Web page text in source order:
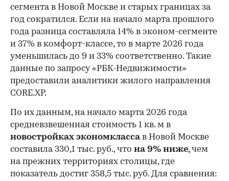
сегмента в Новой Москве и старых границах за
год сократился. Если на начало марта прошлого
года разница составляла 14% в эконом-сегменте
и 37% в комфорт-классе, то в марте 2026 года
уменьшилась до 9 и 33% соответственно. Такие
данные по запросу «РБК-Недвижимости»
предоставили аналитики жилого направления
CORE.XP.
По их данным, на начало марта 2026 года
средневзвешенная стоимость 1 кв. м в
новостройках экономклассав Новой Москве
составила 330,1 тыс. руб., что на 9% ниже,чем
на прежних территориях столицы, где
показатель достиг 358,5 тыс. руб. Для сравнения: